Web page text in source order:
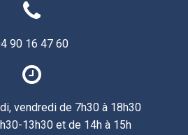
90 16 47 60
vendredi de 7h30 à 18h30
13h30 et de 14h à 15h